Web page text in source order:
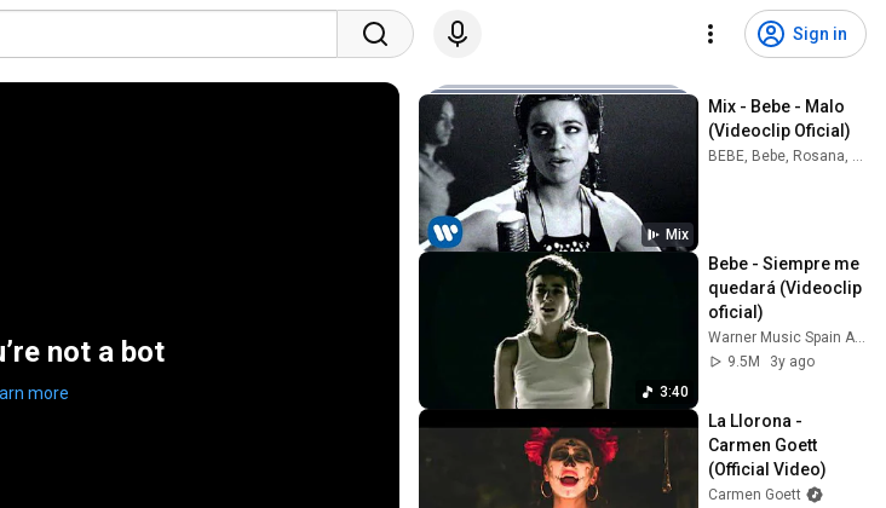
Sign in
not a bot
more
Mix
Mix - Bebe - Malo
(Videoclip Oficial)
BEBE, Bebe, Rosana, and more
3:40
Bebe - Siempre me
quedará (Videoclip
oficial)
Warner Music Spain Archivos
9.5M
3y ago
La Llorona -
Carmen Goett
(Official Video)
Carmen Goett